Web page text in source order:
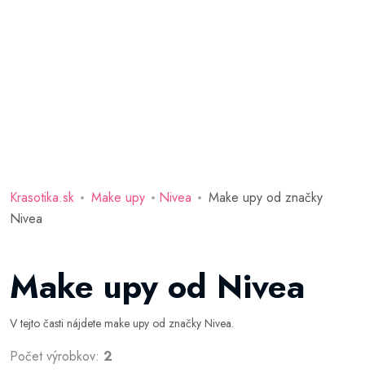
Krasotika.sk Make upy Nivea
Make upy od značky
Nivea
Make upy od Nivea
V tejto časti nájdete make upy od značky Nivea.
Počet výrobkov: 2